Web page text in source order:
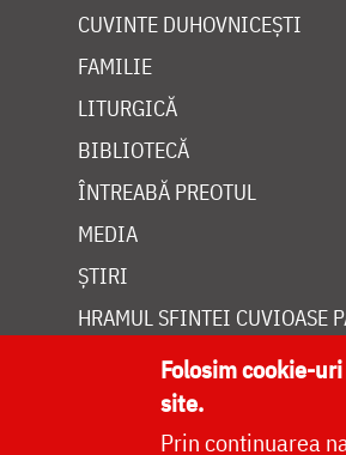
CUVINTE DUHOVNICEȘTI
FAMILIE
LITURGICĂ
BIBLIOTECĂ
ÎNTREABĂ PREOTUL
MEDIA
ȘTIRI
HRAMUL SFINTEI CUVIOASE
Folosim cookie-
site.
Prin continuarea